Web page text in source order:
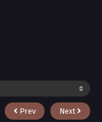
Prev Next